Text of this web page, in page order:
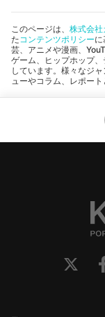
このページは、 株式会社
た コンテンツポリシー
芸、アニメや漫画、
ゲーム、ヒップホップ
しています。様々なジ
ューやコラム、レポー